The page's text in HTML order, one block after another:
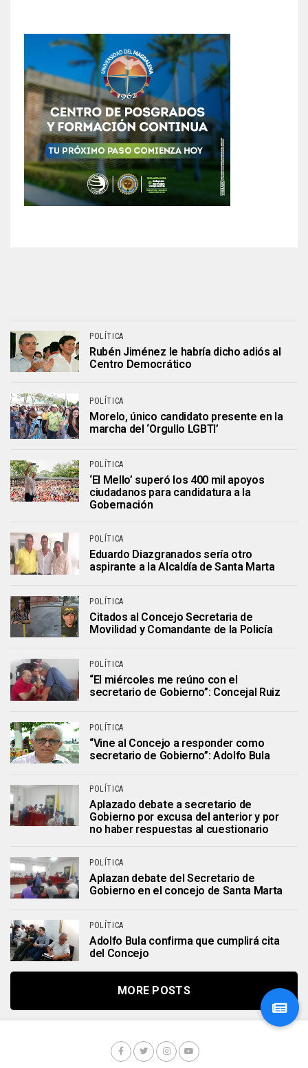
POLÍTICA
Rubén Jiménez le habría dicho adiós al
Centro Democrático
POLÍTICA
Morelo, único candidato presente en la
marcha del ‘Orgullo LGBTI’
POLÍTICA
‘El Mello’ superó los 400 mil apoyos
ciudadanos para candidatura a la
Gobernación
POLÍTICA
Eduardo Diazgranados sería otro
aspirante a la Alcaldía de Santa Marta
POLÍTICA
Citados al Concejo Secretaria de
Movilidad y Comandante de la Policía
POLÍTICA
“El miércoles me reúno con el
secretario de Gobierno”: Concejal Ruiz
POLÍTICA
“Vine al Concejo a responder como
secretario de Gobierno”: Adolfo Bula
POLÍTICA
Aplazado debate a secretario de
Gobierno por excusa del anterior y por
no haber respuestas al cuestionario
POLÍTICA
Aplazan debate del Secretario de
Gobierno en el concejo de Santa Marta
POLÍTICA
Adolfo Bula confirma que cumplirá cita
del Concejo
MORE POSTS